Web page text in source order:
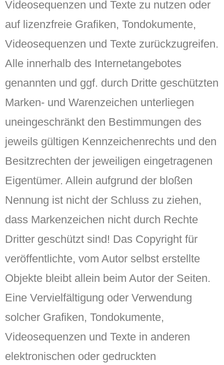
Videosequenzen und Texte zu nutzen oder
auf lizenzfreie Grafiken, Tondokumente,
Videosequenzen und Texte zurückzugreifen.
Alle innerhalb des Internetangebotes
genannten und ggf. durch Dritte geschützten
Marken- und Warenzeichen unterliegen
uneingeschränkt den Bestimmungen des
jeweils gültigen Kennzeichenrechts und den
Besitzrechten der jeweiligen eingetragenen
Eigentümer. Allein aufgrund der bloßen
Nennung ist nicht der Schluss zu ziehen,
dass Markenzeichen nicht durch Rechte
Dritter geschützt sind! Das Copyright für
veröffentlichte, vom Autor selbst erstellte
Objekte bleibt allein beim Autor der Seiten.
Eine Vervielfältigung oder Verwendung
solcher Grafiken, Tondokumente,
Videosequenzen und Texte in anderen
elektronischen oder gedruckten